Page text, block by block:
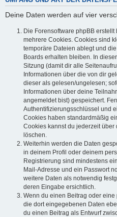
Deine Daten werden auf vier
Die Forensoftware phpBB
mehrere Cookies. Cookies sind
temporäre Dateien ablegt und
Boards erhalten bleiben. In
Sitzung (damit dir alle
Informationen über die von dir
dieser als gelesen/ungelesen;
Informationen über deine
angemeldet bist) gespeichert.
Authentifizierungsschlüssel und
Cookies haben standardmäßig
Cookies kannst du jederzeit über
löschen.
Weiterhin werden die Daten
in deinem Profil oder deinem
Registrierung sind mindestens
Mail-Adresse und ein Passwort
weitere Daten als notwendig
deren Eingabe ersichtlich.
Wenn du einen Beitrag oder
die dort eingegebenen Daten
du einen Beitrag als Entwurf